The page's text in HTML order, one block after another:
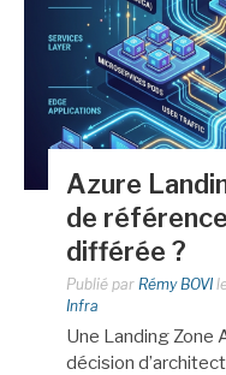
Azure
de
différée ?
Publié par Rémy BOVI
Infra
Une Landing Zone
décision